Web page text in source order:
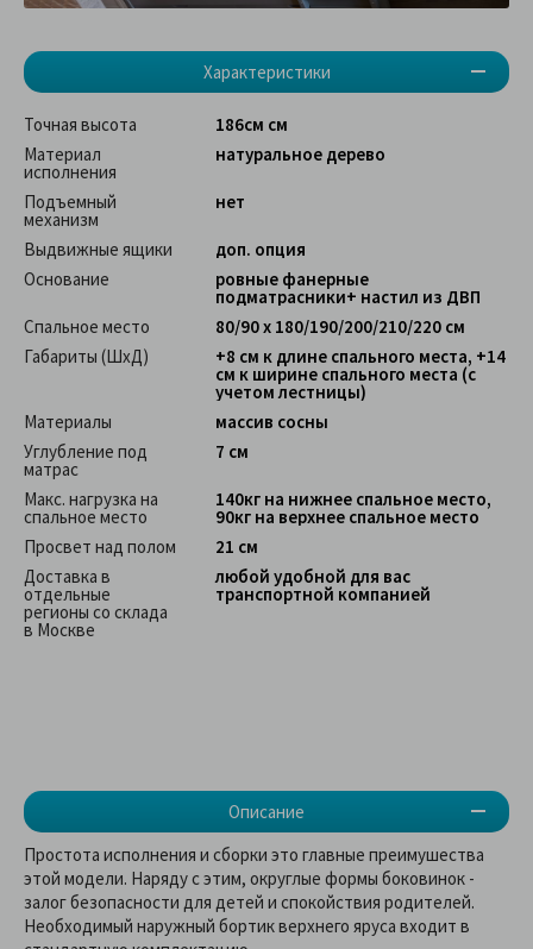
Характеристики
Описание
Точная высота
186см см
Материал
исполнения
натуральное дерево
Подъемный
механизм
нет
Выдвижные ящики
доп. опция
Основание
ровные фанерные
подматрасники+ настил из ДВП
Спальное место
80/90 х 180/190/200/210/220 см
Габариты (ШхД)
+8 см к длине спального места, +14
см к ширине спального места (с
учетом лестницы)
Материалы
массив сосны
Углубление под
матрас
7 см
Макс. нагрузка на
спальное место
140кг на нижнее спальное место,
90кг на верхнее спальное место
Просвет над полом
21 см
Доставка в
отдельные
регионы со склада
в Москве
любой удобной для вас
транспортной компанией
Простота исполнения и сборки это главные преимушества
этой модели. Наряду с этим, округлые формы боковинок -
залог безопасности для детей и спокойствия родителей.
Необходимый наружный бортик верхнего яруса входит в